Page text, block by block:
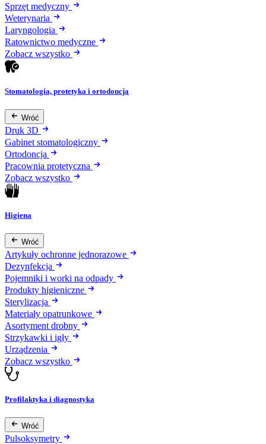
Sprzęt medyczny
Weterynaria
Laryngologia
Ratownictwo medyczne
Zobacz wszystko
Stomatologia, protetyka i ortodoncja
Wróć
Druk 3D
Gabinet stomatologiczny
Ortodoncja
Pracownia protetyczna
Zobacz wszystko
Higiena
Wróć
Artykuły ochronne jednorazowe
Dezynfekcja
Pojemniki i worki na odpady
Produkty higieniczne
Sterylizacja
Materiały opatrunkowe
Asortyment drobny
Strzykawki i igły
Urządzenia
Zobacz wszystko
Profilaktyka i diagnostyka
Wróć
Pulsoksymetry